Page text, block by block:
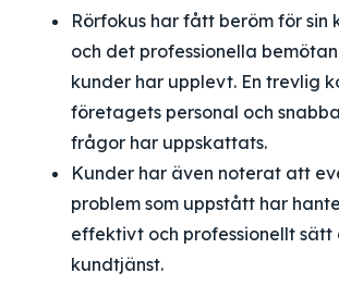
Rörfokus har fått beröm för sin
och det professionella
kunder har upplevt. En trevlig
företagets personal och
frågor har uppskattats.
Kunder har även noterat att
problem som uppstått har
effektivt och professionellt sätt
kundtjänst.